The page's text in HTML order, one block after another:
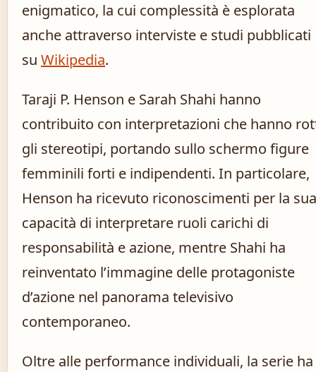
enigmatico, la cui complessità è esplorata
anche attraverso interviste e studi pubblicati
su Wikipedia.
Taraji P. Henson e Sarah Shahi hanno
contribuito con interpretazioni che hanno
gli stereotipi, portando sullo schermo figure
femminili forti e indipendenti. In particolare,
Henson ha ricevuto riconoscimenti per la sua
capacità di interpretare ruoli carichi di
responsabilità e azione, mentre Shahi ha
reinventato l’immagine delle protagoniste
d’azione nel panorama televisivo
contemporaneo.
Oltre alle performance individuali, la serie ha